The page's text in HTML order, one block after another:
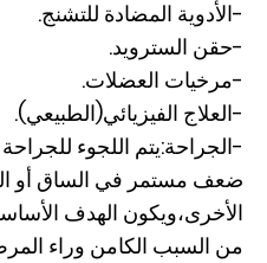
-الأدوية المضادة للتشنج.
-حقن السترويد.
-مرخيات العضلات.
-العلاج الفيزيائي(الطبيعي).
-الجراحة:يتم اللجوء
ضعف مستمر في الساق أو
الأخرى،ويكون الهدف
من السبب الكامن وراء